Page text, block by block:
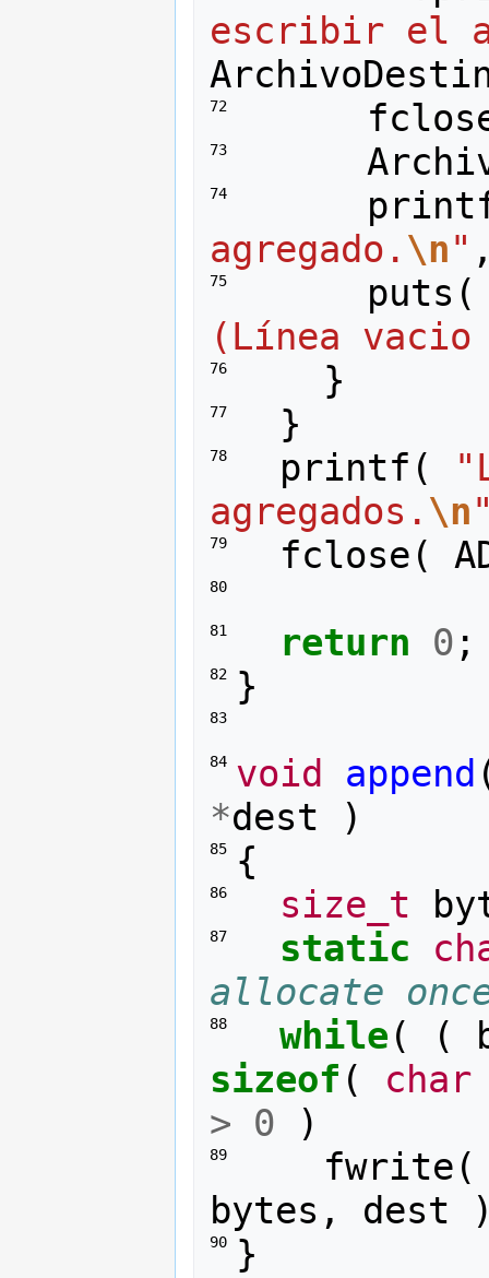
escribir el
72
73
74
agregado. \n"
75 puts (
(Línea
76 }
77 }
78 printf (
agregados. \n
79 fclose (
80
81 return 0 ;
82 }
83
84 void append
*dest )
85 {
86 size_t
87 static
allocate
88 while ( (
sizeof (
char
> 0 )
89 fwrite (
bytes , dest
90 }